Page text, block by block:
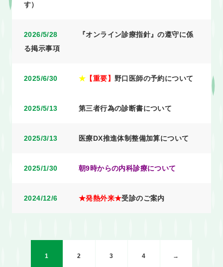
す）
2026/5/28
『オンライン診療指針』の遵守に係
る掲示事項
2025/6/30 ★ 【重要】 野口医師の予約について
2025/5/13 第三者行為の診断書について
2025/3/13 医療DX推進体制整備加算について
2025/1/30 朝9時からの内科診療について
2024/12/6 ★発熱外来★受診のご案内
1 2 3 4 →